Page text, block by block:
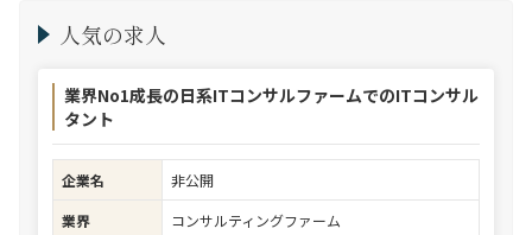
人気の求人
業界No1成長の日系ITコンサルファームでのITコンサル
タント
企業名
非公開
業界
コンサルティングファーム